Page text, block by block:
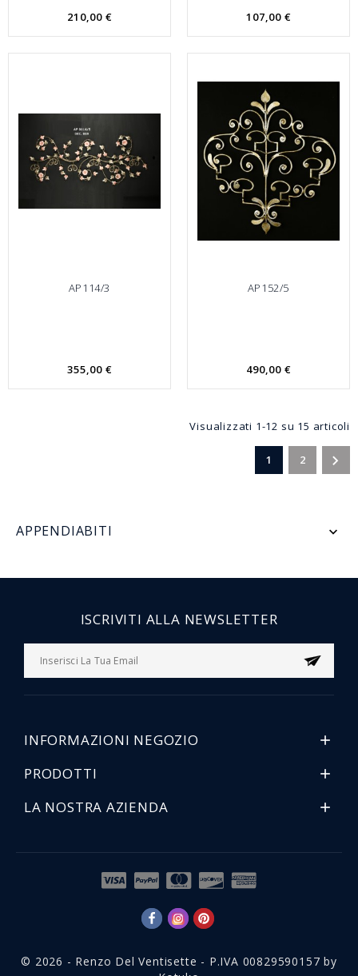
210,00 € 107,00 €
AP114/3
355,00 €
AP152/5
490,00 €
Visualizzati 1-12 su 15 articoli
1 2 
APPENDIABITI 
ISCRIVITI ALLA NEWSLETTER
INFORMAZIONI NEGOZIO 
PRODOTTI 
LA NOSTRA AZIENDA 
© 2026 - Renzo Del Ventisette - P.IVA 00829590157 by